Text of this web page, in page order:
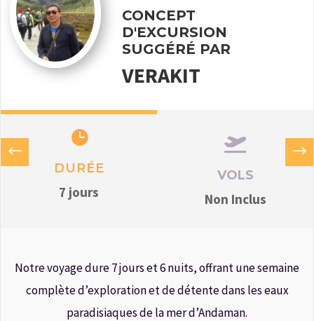
CONCEPT
D'EXCURSION
SUGGÉRÉ PAR
VERAKIT

DURÉE
7 jours

VOLS
Non Inclus
Notre voyage dure 7 jours et 6 nuits, offrant une semaine
complète d’exploration et de détente dans les eaux
paradisiaques de la mer d’Andaman.